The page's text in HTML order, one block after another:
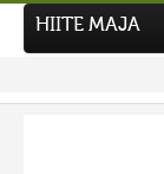
HIITE MAJA